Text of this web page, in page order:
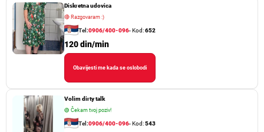
Diskretna udovica
🔴Razgovaram :)
Tel:0906/400-096- Kod:652
120 din/min
Obavijesti me kada se oslobodi
Volim dirty talk
🟢 Čekam tvoj poziv!
Tel:0906/400-096- Kod:543